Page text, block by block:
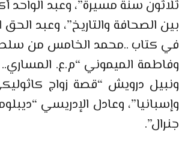
ثلاثون سنة مسيرة”، وعبد الواحد
بين الصحافة والتاريخ”، وعبد الحق
في كتاب ..محمد الخامس من
وفاطمة الميموني “م.ع. المساري..
ونبيل درويش “قصة زواج
وإسبانيا”، وعادل الإدريسي
جنرال”.